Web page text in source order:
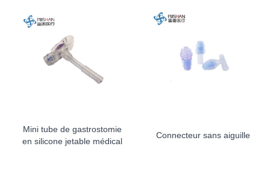
Mini tube de gastrostomie
en silicone jetable médical
Connecteur sans aiguille